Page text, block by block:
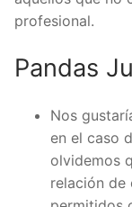
profesional.
Pandas
Nos
en el caso
olvidemos
relación de